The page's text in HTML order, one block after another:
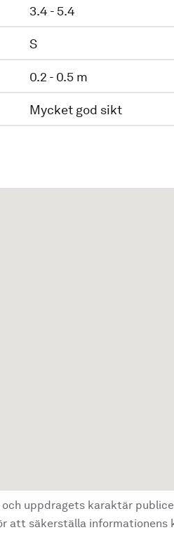
3.4 - 5.4
S
0.2 - 0.5 m
Mycket god sikt
uppdragets karaktär
att säkerställa